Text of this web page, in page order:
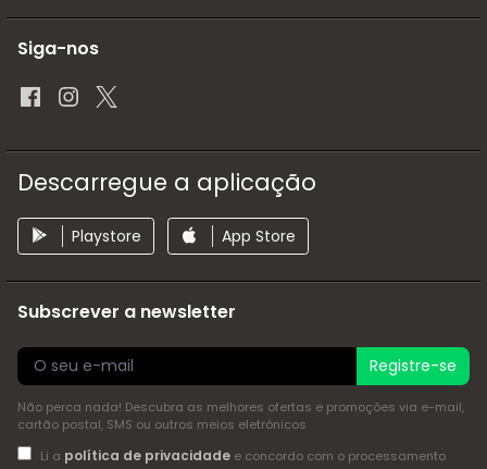
Siga-nos
Descarregue a aplicação
Playstore App Store
Subscrever a newsletter
Registre-se
Não perca nada! Descubra as melhores ofertas e promoções via e-mail,
cartão postal, SMS ou outros meios eletrónicos
Li a política de privacidadee concordo com o processamento